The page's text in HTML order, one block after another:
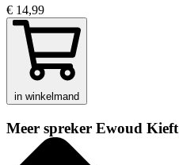
€ 14,99
in winkelmand
Meer spreker Ewoud Kieft